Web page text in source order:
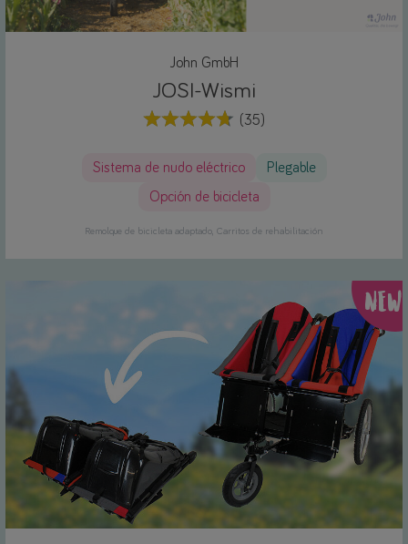
John GmbH
JOSI-Wismi
(35)
Sistema de nudo eléctrico
Plegable
Opción de bicicleta
Remolque de bicicleta adaptado Carritos de rehabilitación
NEW